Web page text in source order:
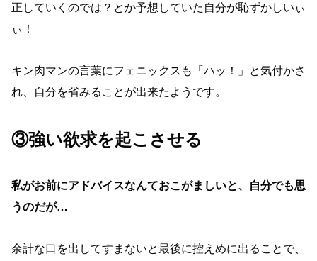
正していくのでは？とか予想していた自分が恥ずかしいぃ
ぃ！
キン肉マンの言葉にフェニックスも「ハッ！」と気付かさ
れ、自分を省みることが出来たようです。
③強い欲求を起こさせる
私がお前にアドバイスなんておこがましいと、自分でも思
うのだが…
余計な口を出してすまないと最後に控えめに出ることで、